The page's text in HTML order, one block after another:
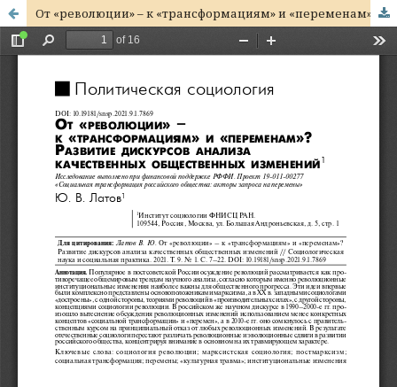
От «революции» – к «трансформациям» и «переменам»? Развитие дискурсов анализа качественных общественных изменений